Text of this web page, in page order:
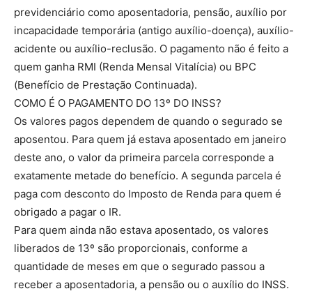
previdenciário como aposentadoria, pensão, auxílio por
incapacidade temporária (antigo auxílio-doença), auxílio-
acidente ou auxílio-reclusão. O pagamento não é feito a
quem ganha RMI (Renda Mensal Vitalícia) ou BPC
(Benefício de Prestação Continuada).
COMO É O PAGAMENTO DO 13º DO INSS?
Os valores pagos dependem de quando o segurado se
aposentou. Para quem já estava aposentado em janeiro
deste ano, o valor da primeira parcela corresponde a
exatamente metade do benefício. A segunda parcela é
paga com desconto do Imposto de Renda para quem é
obrigado a pagar o IR.
Para quem ainda não estava aposentado, os valores
liberados de 13º são proporcionais, conforme a
quantidade de meses em que o segurado passou a
receber a aposentadoria, a pensão ou o auxílio do INSS.